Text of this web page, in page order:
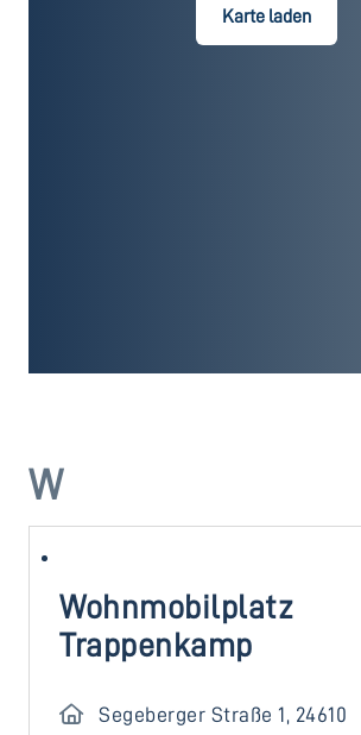
Karte laden
W
Wohnmobilplatz
Trappenkamp
Segeberger Straße 1, 24610